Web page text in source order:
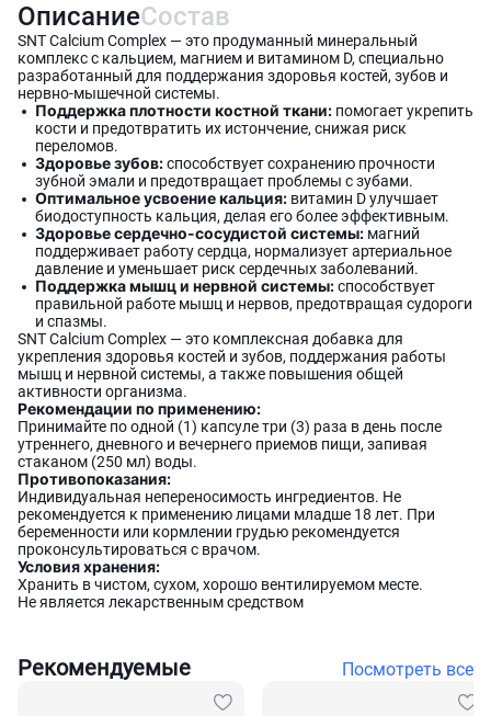
ОписаниеСостав
SNT Calcium Complex — это продуманный минеральный
комплекс с кальцием, магнием и витамином D, специально
разработанный для поддержания здоровья костей, зубов и
нервно-мышечной системы.
Поддержка плотности костной ткани: помогает укрепить
кости и предотвратить их истончение, снижая риск
переломов.
Здоровье зубов:способствует сохранению прочности
зубной эмали и предотвращает проблемы с зубами.
Оптимальное усвоение кальция: витамин D улучшает
биодоступность кальция, делая его более эффективным.
Здоровье сердечно-сосудистой системы: магний
поддерживает работу сердца, нормализует артериальное
давление и уменьшает риск сердечных заболеваний.
Поддержка мышц и нервной системы:способствует
правильной работе мышц и нервов, предотвращая судороги
и спазмы.
SNT Calcium Complex — это комплексная добавка для
укрепления здоровья костей и зубов, поддержания работы
мышц и нервной системы, а также повышения общей
активности организма.
Рекомендации по применению:
Принимайте по одной (1) капсуле три (3) раза в день после
утреннего, дневного и вечернего приемов пищи, запивая
стаканом (250 мл) воды.
Противопоказания:
Индивидуальная непереносимость ингредиентов. Не
рекомендуется к применению лицами младше 18 лет. При
беременности или кормлении грудью рекомендуется
проконсультироваться с врачом.
Условия хранения:
Хранить в чистом, сухом, хорошо вентилируемом месте.
Не является лекарственным средством
Рекомендуемые Посмотреть все